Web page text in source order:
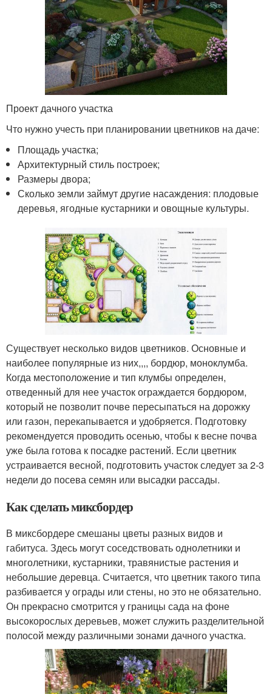
Проект дачного участка
Что нужно учесть при планировании цветников на даче:
Площадь участка;
Архитектурный стиль построек;
Размеры двора;
Сколько земли займут другие насаждения: плодовые
деревья, ягодные кустарники и овощные культуры.
Существует несколько видов цветников. Основные и
наиболее популярные из них,,,, бордюр, моноклумба.
Когда местоположение и тип клумбы определен,
отведенный для нее участок ограждается бордюром,
который не позволит почве пересыпаться на дорожку
или газон, перекапывается и удобряется. Подготовку
рекомендуется проводить осенью, чтобы к весне почва
уже была готова к посадке растений. Если цветник
устраивается весной, подготовить участок следует за 2-3
недели до посева семян или высадки рассады.
Как сделать миксбордер
В миксбордере смешаны цветы разных видов и
габитуса. Здесь могут соседствовать однолетники и
многолетники, кустарники, травянистые растения и
небольшие деревца. Считается, что цветник такого типа
разбивается у ограды или стены, но это не обязательно.
Он прекрасно смотрится у границы сада на фоне
высокорослых деревьев, может служить разделительной
полосой между различными зонами дачного участка.